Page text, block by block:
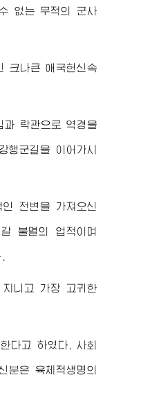
없는 무적의 군사
크나큰 애국헌신속
과 락관으로 역경을
군길을 이어가시
전변을 가져오신
불멸의 업적이며
니고 가장 고귀한
다고 하였다. 사회
은 육체적생명의